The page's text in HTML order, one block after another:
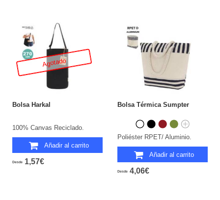
Agotado
Bolsa Harkal
100% Canvas Reciclado.
Añadir al carrito
Desde 1,57€
Bolsa Térmica Sumpter
Poliéster RPET/ Aluminio.
Añadir al carrito
Desde 4,06€